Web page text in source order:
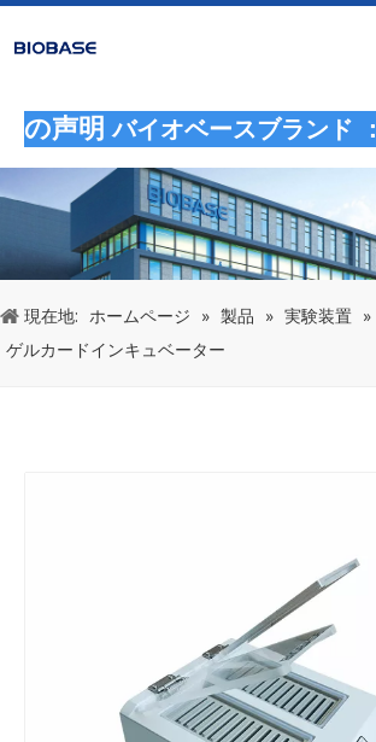
の声明バイオベースブランド ：
現在地: ホームページ » 製品 » 実験装置 »
ゲルカードインキュベーター